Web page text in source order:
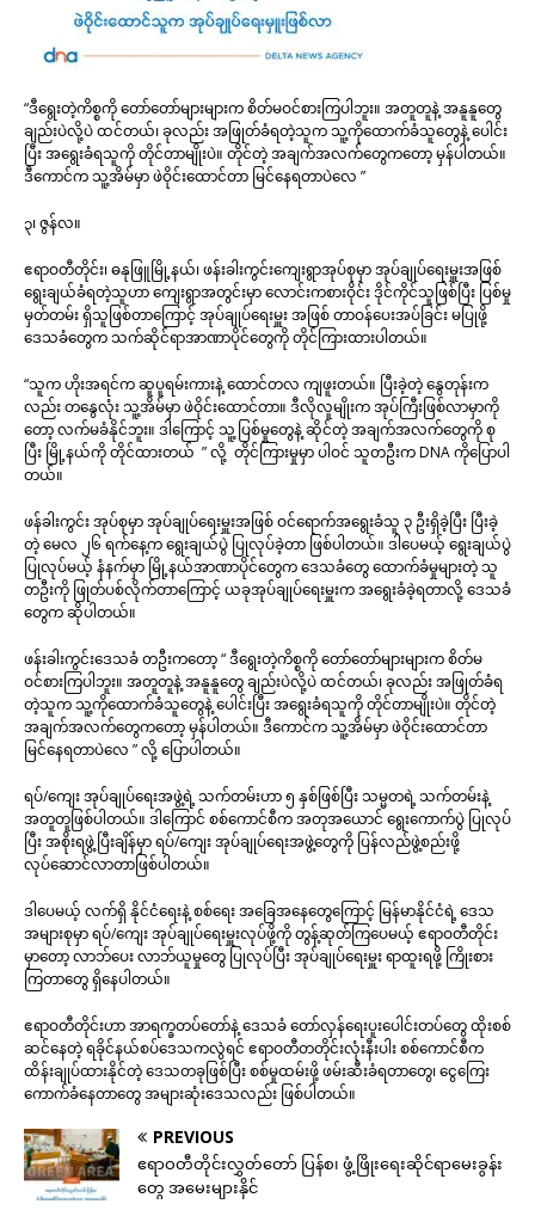
“ဒီရွေးတဲ့ကိစ္စကို တော်တော်များများက စိတ်မဝင်စားကြပါဘူး။ အတူတူနဲ့ အနူနူတွေ
ချည်းပဲလို့ပဲ ထင်တယ်၊ ခုလည်း အဖြုတ်ခံရတဲ့သူက သူ့ကိုထောက်ခံသူတွေနဲ့ ပေါင်း
ပြီး အရွေးခံရသူကို တိုင်တာမျိုးပဲ။ တိုင်တဲ့ အချက်အလက်တွေကတော့ မှန်ပါတယ်။
ဒီကောင်က သူ့အိမ်မှာ ဖဲဝိုင်းထောင်တာ မြင်နေရတာပဲလေ ”
၃၊ ဇွန်လ။
ဧရာဝတီတိုင်း၊ ဓနုဖြူမြို့နယ်၊ ဖန်းခါးကွင်းကျေးရွာအုပ်စုမှာ အုပ်ချုပ်ရေးမှူးအဖြစ်
ရွေးချယ်ခံရတဲ့သူဟာ ကျေးရွာအတွင်းမှာ လောင်းကစားဝိုင်း ဒိုင်ကိုင်သူဖြစ်ပြီး ပြစ်မှု
မှတ်တမ်း ရှိသူဖြစ်တာကြောင့် အုပ်ချုပ်ရေးမှူး အဖြစ် တာဝန်ပေးအပ်ခြင်း မပြုဖို့
ဒေသခံတွေက သက်ဆိုင်ရာအာဏာပိုင်တွေကို တိုင်ကြားထားပါတယ်။
“သူက ဟိုးအရင်က ဆူပူရမ်းကားနဲ့ ထောင်တလ ကျဖူးတယ်။ ပြီးခဲ့တဲ့ နွေတုန်းက
လည်း တနွေလုံး သူ့အိမ်မှာ ဖဲဝိုင်းထောင်တာ။ ဒီလိုလူမျိုးက အုပ်ကြီးဖြစ်လာမှာကို
တော့ လက်မခံနိုင်ဘူး။ ဒါကြောင့် သူ့ပြစ်မှုတွေနဲ့ ဆိုင်တဲ့ အချက်အလက်တွေကို စု
ပြီး မြို့နယ်ကို တိုင်ထားတယ် ” လို့ တိုင်ကြားမှုမှာ ပါဝင် သူတဦးက DNA ကိုပြောပါ
တယ်။
ဖန်ခါးကွင်း အုပ်စုမှာ အုပ်ချုပ်ရေးမှူးအဖြစ် ဝင်ရောက်အရွေးခံသူ ၃ ဦးရှိခဲ့ပြီး ပြီးခဲ့
တဲ့ မေလ ၂၆ ရက်နေ့က ရွေးချယ်ပွဲ ပြုလုပ်ခဲ့တာ ဖြစ်ပါတယ်။ ဒါပေမယ့် ရွေးချယ်ပွဲ
ပြုလုပ်မယ့် နံနက်မှာ မြို့နယ်အာဏာပိုင်တွေက ဒေသခံ‌တွေ ထောက်ခံမှုများတဲ့ သူ
တဦးကို ဖြုတ်ပစ်လိုက်တာကြောင့် ယခုအုပ်ချုပ်ရေးမှူးက အရွေးခံခဲ့ရတာလို့ ဒေသခံ
တွေက ဆိုပါတယ်။
ဖန်းခါးကွင်းဒေသခံ တဦးကတော့ “ ဒီရွေးတဲ့ကိစ္စကို တော်တော်များများက စိတ်မ
ဝင်စားကြပါဘူး။ အတူတူနဲ့ အနူနူတွေ ချည်းပဲလို့ပဲ ထင်တယ်၊ ခုလည်း အဖြုတ်ခံရ
တဲ့သူက သူ့ကိုထောက်ခံသူတွေနဲ့ ပေါင်းပြီး အရွေးခံရသူကို တိုင်တာမျိုးပဲ။ တိုင်တဲ့
အချက်အလက်တွေကတော့ မှန်ပါတယ်။ ဒီကောင်က သူ့အိမ်မှာ ဖဲဝိုင်းထောင်တာ
မြင်နေရတာပဲလေ ” လို့ ပြောပါတယ်။
ရပ်/ကျေး အုပ်ချုပ်ရေးအဖွဲ့ရဲ့ သက်တမ်းဟာ ၅ နှစ်ဖြစ်ပြီး သမ္မတရဲ့ သက်တမ်းနဲ့
အတူတူဖြစ်ပါတယ်။ ဒါကြောင် စစ်ကောင်စီက အတုအယောင် ရွေးကောက်ပွဲ ပြုလုပ်
ပြီး အစိုးရဖွဲ့ပြီးချိန်မှာ ရပ်/ကျေး အုပ်ချုပ်ရေးအဖွဲ့တွေကို ပြန်လည်ဖွဲ့စည်းဖို့
လုပ်ဆောင်လာတာဖြစ်ပါတယ်။
ဒါပေမယ့် လက်ရှိ နိုင်ငံရေးနဲ့ စစ်ရေး အခြေအနေတွေကြောင့် မြန်မာနိုင်ငံရဲ့ ဒေသ
အများစုမှာ ရပ်/ကျေး အုပ်ချုပ်ရေးမှူးလုပ်ဖို့ကို တွန့်ဆုတ်ကြပေမယ့် ဧရာဝတီတိုင်း
မှာတော့ လာဘ်ပေး လာဘ်ယူမှုတွေ ပြုလုပ်ပြီး အုပ်ချုပ်ရေးမှူး ရာထူးရဖို့ ကြိုးစား
ကြတာတွေ ရှိနေပါတယ်။
ဧရာဝတီတိုင်းဟာ အာရက္ခတပ်တော်နဲ့ ဒေသခံ တော်လှန်ရေးပူးပေါင်းတပ်တွေ ထိုးစစ်
ဆင်နေတဲ့ ရခိုင်နယ်စပ်ဒေသကလွဲရင် ဧရာဝတီတတိုင်းလုံးနီးပါး စစ်ကောင်စီက
ထိန်းချုပ်ထားနိုင်တဲ့ ဒေသတခုဖြစ်ပြီး စစ်မှုထမ်းဖို့ ဖမ်းဆီးခံရတာတွေ၊ ငွေကြေး
ကောက်ခံနေတာတွေ အများဆုံးဒေသလည်း ဖြစ်ပါတယ်။
PREVIOUS
ဧရာဝတီတိုင်းလွှတ်တော် ပြန်စ၊ ဖွံ့ဖြိုးရေးဆိုင်ရာမေးခွန်း
တွေ အမေးများနိုင်